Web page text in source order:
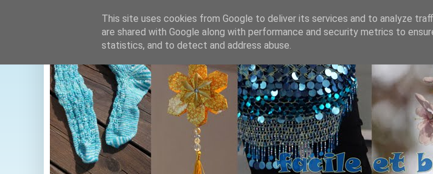
This site uses cookies from Google to deliver its services and to analyze
are shared with Google along with performance and security metrics to
statistics, and to detect and address abuse.